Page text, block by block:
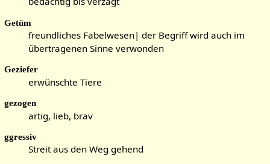
Getüm
freundliches Fabelwesen| der Begriff wird auch im
übertragenen Sinne verwonden
Geziefer
erwünschte Tiere
gezogen
artig, lieb, brav
ggressiv
Streit aus den Weg gehend